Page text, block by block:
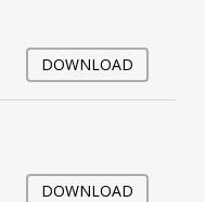
DOWNLOAD
DOWNLOAD